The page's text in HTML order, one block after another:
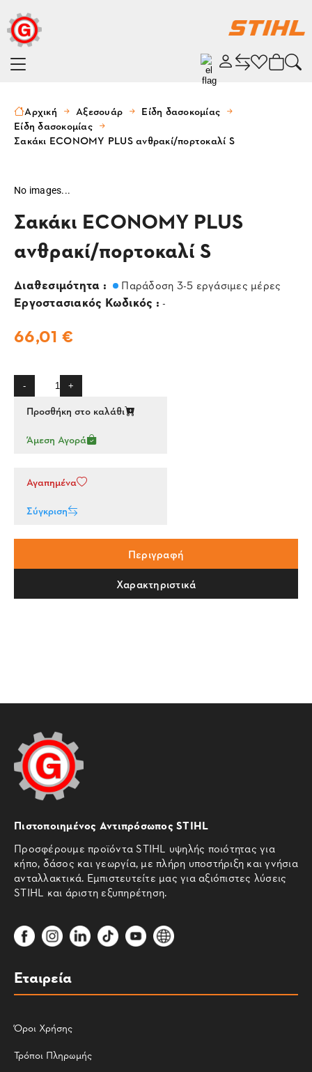
Αρχική Αξεσουάρ
Είδη δασοκομίας
Είδη δασοκομίας
Σακάκι ECONOMY PLUS ανθρακί/πορτοκαλί S
No images...
Σακάκι ECONOMY PLUS
ανθρακί/πορτοκαλί S
Διαθεσιμότητα : Παράδοση 3-5 εργάσιμες μέρες
Εργοστασιακός Κωδικός : -
66,01 €
- +
Προσθήκη στο καλάθι
Άμεση Αγορά
Αγαπημένα
Σύγκριση
Περιγραφή
Χαρακτηριστικά
Πιστοποιημένος Αντιπρόσωπος STIHL
Προσφέρουμε προϊόντα STIHL υψηλής ποιότητας για
κήπο, δάσος και γεωργία, με πλήρη υποστήριξη και γνήσια
ανταλλακτικά. Εμπιστευτείτε μας για αξιόπιστες λύσεις
STIHL και άριστη εξυπηρέτηση.
Εταιρεία
Όροι Χρήσης
Τρόποι Πληρωμής